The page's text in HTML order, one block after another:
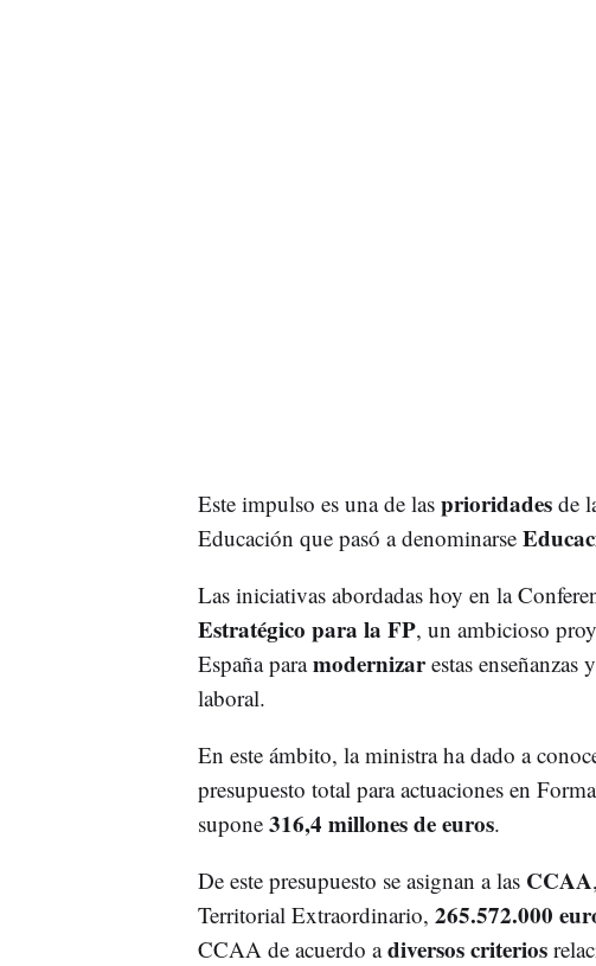
Este impulso es una de las prioridades de
Educación que pasó a denominarse
Las iniciativas abordadas hoy en la
Estratégico para la FP, un ambicioso
España paramodernizarestas enseñanzas
laboral.
En este ámbito, la ministra ha dado a
presupuesto total para actuaciones en
supone 316,4 millones de euros.
De este presupuesto se asignan a las CCAA
Territorial Extraordinario, 265.572.000
CCAA de acuerdo adiversos criterios